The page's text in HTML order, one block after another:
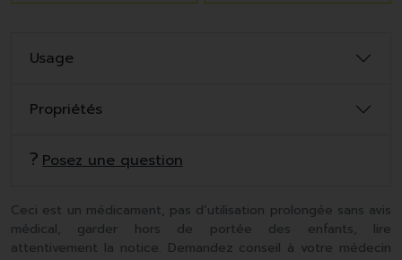
Usage
Propriétés
Posez une question
Ceci est un médicament, pas d’utilisation prolongée sans avis
médical, garder hors de portée des enfants, lire
attentivement la notice. Demandez conseil à votre médecin